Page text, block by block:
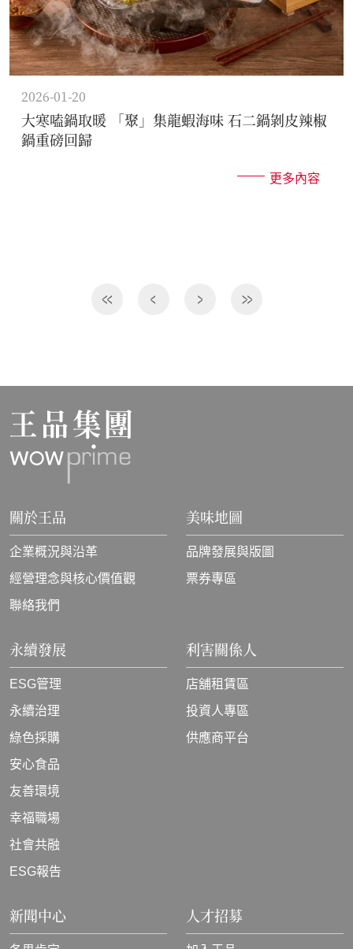
2026-01-20
大寒嗑鍋取暖 「聚」集龍蝦海味 石二鍋剝皮辣椒
鍋重磅回歸
更多內容
關於王品
企業概況與沿革
經營理念與核心價值觀
聯絡我們
美味地圖
品牌發展與版圖
票券專區
永續發展
ESG管理
永續治理
綠色採購
安心食品
友善環境
幸福職場
社會共融
ESG報告
利害關係人
店舖租賃區
投資人專區
供應商平台
新聞中心 人才招募